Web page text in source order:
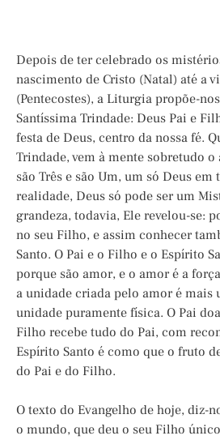
Depois de ter celebrado os
nascimento de Cristo (Natal) até a
(Pentecostes), a Liturgia propõe-
Santíssima Trindade: Deus Pai e
festa de Deus, centro da nossa fé.
Trindade, vem à mente sobretudo
são Três e são Um, um só Deus em
realidade, Deus só pode ser um
grandeza, todavia, Ele revelou-se:
no seu Filho, e assim conhecer
Santo. O Pai e o Filho e o Espírito
porque são amor, e o amor é a
a unidade criada pelo amor é mais
unidade puramente física. O Pai
Filho recebe tudo do Pai, com
Espírito Santo é como que o fruto
do Pai e do Filho.
O texto do Evangelho de hoje, diz-
o mundo, que deu o seu Filho